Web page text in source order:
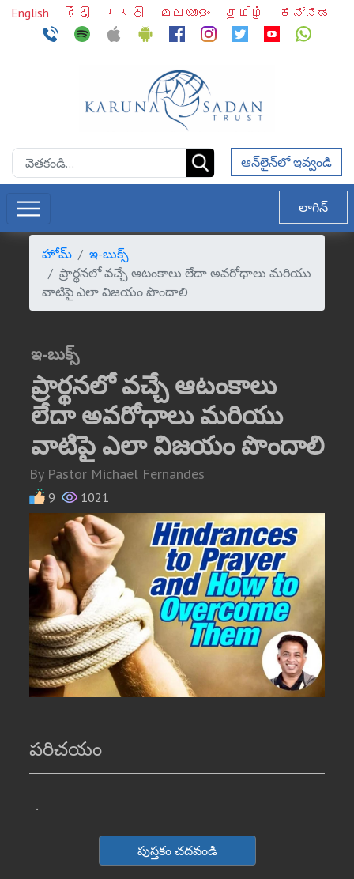
English हिंदी मराठी മലയാളം தமிழ் ಕನ್ನಡ
ఆన్‌లైన్‌లో ఇవ్వండి
లాగిన్
హోమ్
ఇ-బుక్స్
ప్రార్థనలో వచ్చే ఆటంకాలు లేదా అవరోధాలు మరియు
వాటిపై ఎలా విజయం పొందాలి
ఇ-బుక్స్
ప్రార్థనలో వచ్చే ఆటంకాలు
లేదా అవరోధాలు మరియు
వాటిపై ఎలా విజయం పొందాలి
By Pastor Michael Fernandes
9 1021
పరిచయం
.
పుస్తకం చదవండి